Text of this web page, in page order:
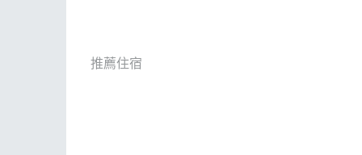
推薦住宿